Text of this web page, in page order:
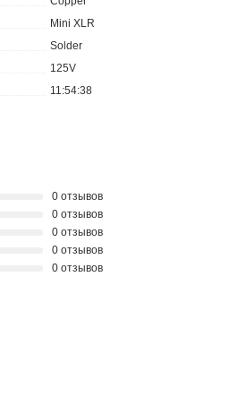
Mini XLR
Solder
125V
11:54:38
0 отзывов
0 отзывов
0 отзывов
0 отзывов
0 отзывов